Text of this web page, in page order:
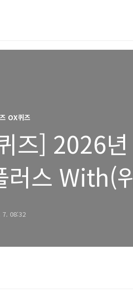
OX퀴즈
즈] 2026
러스 With(
OX퀴즈 정답
7. 08:32